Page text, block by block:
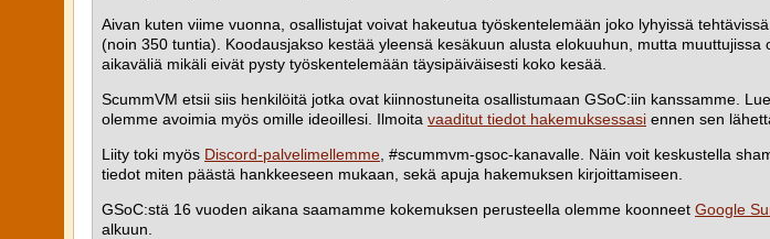
Aivan kuten viime vuonna, osallistujat voivat hakeutua työskentelemään joko lyhyissä
(noin 350 tuntia). Koodausjakso kestää yleensä kesäkuun alusta elokuuhun, mutta
aikaväliä mikäli eivät pysty työskentelemään täysipäiväisesti koko kesää.
ScummVM etsii siis henkilöitä jotka ovat kiinnostuneita osallistumaan GSoC:iin kanssamme.
olemme avoimia myös omille ideoillesi. Ilmoita vaaditut tiedot hakemuksessasi ennen sen
Liity toki myös Discord-palvelimellemme , #scummvm-gsoc-kanavalle. Näin voit keskustella
tiedot miten päästä hankkeeseen mukaan, sekä apuja hakemuksen kirjoittamiseen.
GSoC:stä 16 vuoden aikana saamamme kokemuksen perusteella olemme koonneet Google
alkuun.